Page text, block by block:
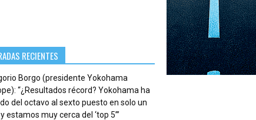
RECIENTES
Borgo (presidente Yokohama
“¿Resultados récord? Yokohama ha
del octavo al sexto puesto en solo un
estamos muy cerca del ‘top 5’”